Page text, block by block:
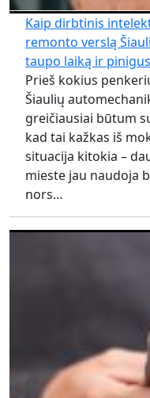
Kaip dirbtinis
remonto verslą
taupo laiką ir pinigus
Prieš kokius
Šiaulių
greičiausiai būtum
kad tai kažkas iš
situacija kitokia –
mieste jau naudoja
nors…